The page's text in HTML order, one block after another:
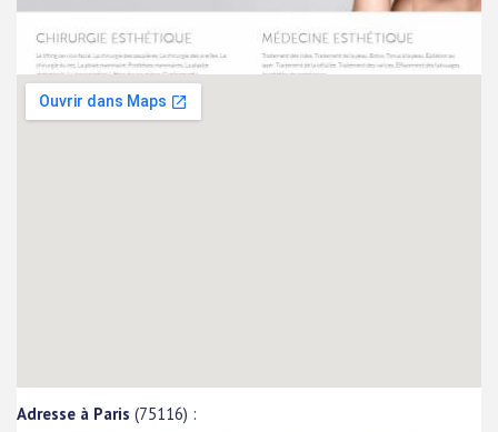
Adresse à Paris (75116) :